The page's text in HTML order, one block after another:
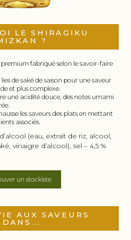
LE SHIRAGIKU
?
fabriqué selon le savoir-faire
de saké de saison pour une saveur
et plus complexe.
une acidité douce, des notes umami
les saveurs des plats en mettant
associés.
(eau, extrait de riz, alcool,
vinaigre d’alcool), sel – 4,5 %
un stockiste
AUX SAVEURS
DANS...